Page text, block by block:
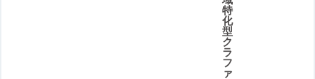
特
化
型
ク
ラ
フ
ァ